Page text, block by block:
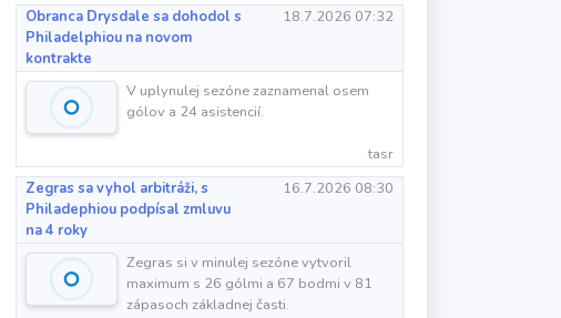
Obranca Drysdale sa dohodol s
Philadelphiou na novom
kontrakte
18.7.2026 07:32
V uplynulej sezóne zaznamenal osem
gólov a 24 asistencií.
tasr
Zegras sa vyhol arbitráži, s
Philadephiou podpísal zmluvu
na 4 roky
16.7.2026 08:30
Zegras si v minulej sezóne vytvoril
maximum s 26 gólmi a 67 bodmi v 81
zápasoch základnej časti.